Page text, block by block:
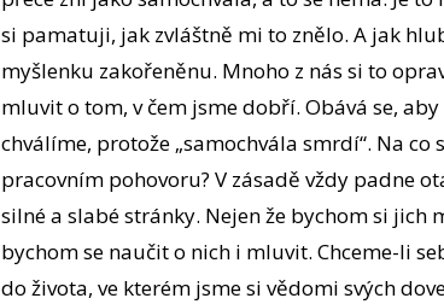
si pamatuji, jak zvláštně mi to znělo. A jak
myšlenku zakořeněnu. Mnoho z nás si to
mluvit o tom, v čem jsme dobří. Obává se,
chválíme, protože „samochvála smrdí“. Na co
pracovním pohovoru? V zásadě vždy padne
silné a slabé stránky. Nejen že bychom si jich
bychom se naučit o nich i mluvit. Chceme-li
do života, ve kterém jsme si vědomi svých